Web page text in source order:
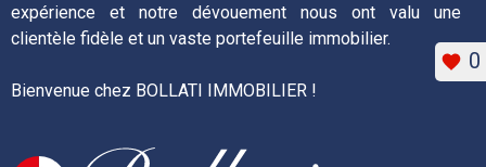
0
expérience et notre dévouement nous ont valu une
clientèle fidèle et un vaste portefeuille immobilier.
Bienvenue chez BOLLATI IMMOBILIER !